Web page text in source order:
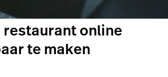
restaurant online
te maken